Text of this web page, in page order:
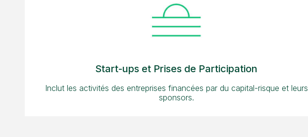
Start-ups et Prises de Participation
Inclut les activités des entreprises financées par du capital-risque et leurs
sponsors.